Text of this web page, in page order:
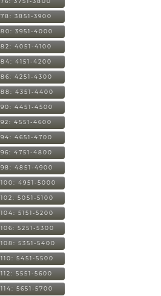
78: 3851-3900
80: 3951-4000
82: 4051-4100
84: 4151-4200
86: 4251-4300
88: 4351-4400
90: 4451-4500
92: 4551-4600
94: 4651-4700
96: 4751-4800
98: 4851-4900
100: 4951-5000
102: 5051-5100
104: 5151-5200
106: 5251-5300
108: 5351-5400
110: 5451-5500
112: 5551-5600
114: 5651-5700